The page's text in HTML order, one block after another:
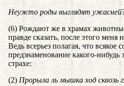
Неужто роды выглядят ужасней
(6) Рождают же в храмах
правде сказать, после этого меня
Ведь всерьез полагая, что всякое
предзнаменование какого-
страхе:
(2) Прорыла ль мышка ход сквозь